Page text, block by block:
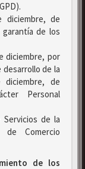
diciembre, de
de los
diciembre, por
de la
diciembre, de
Personal
de la
Comercio
de los